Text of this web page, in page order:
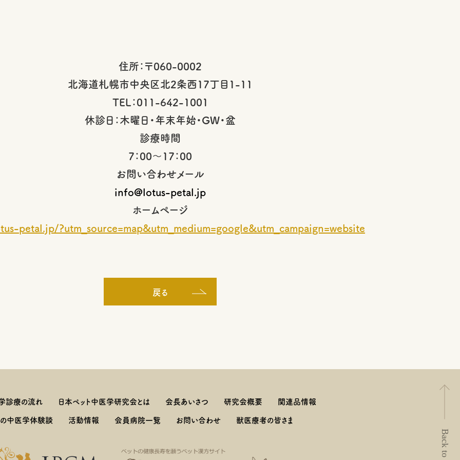
住所：〒060-0002
北海道札幌市中央区北2条西17丁目1-11
TEL：011-642-1001
休診日：木曜日・年末年始・GW・盆
診療時間
7：00～17：00
お問い合わせメール
info@lotus-petal.jp
ホームページ
petal.jp/?utm_source=map&utm_medium=google&utm_campaign=website
戻る
診療の流れ 日本ペット中医学研究会とは 会長あいさつ 研究会概要
関連品情報
の中医学体験談
活動情報 会員病院一覧 お問い合わせ 獣医療者の皆さま